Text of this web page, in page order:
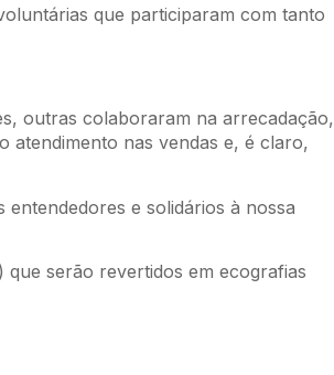
que participaram com tanto
outras colaboraram na arrecadação,
atendimento nas vendas e, é claro,
e solidários à nossa
serão revertidos em ecografias